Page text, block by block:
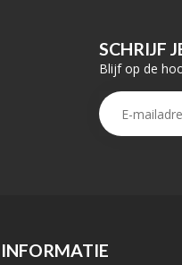
SCHRIJF
Blijf op de
INFORMATIE